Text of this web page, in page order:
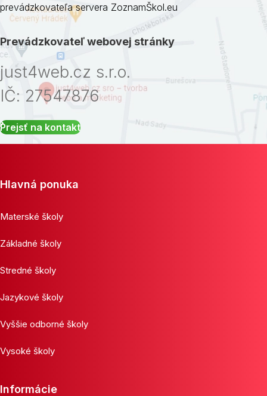
prevádzkovateľa servera ZoznamŠkol.eu
Prevádzkovateľ webovej stránky
just4web.cz s.r.o.
IČ: 27547876
Prejsť na kontakt
Hlavná ponuka
Materské školy
Základné školy
Stredné školy
Jazykové školy
Vyššie odborné školy
Vysoké školy
Informácie